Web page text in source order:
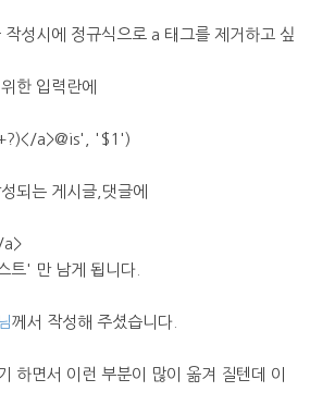
성시에 정규식으로 a 태그를 제거하고 싶
한 입력란에
a>@is', '$1')
되는 게시글,댓글에
트' 만 남게 됩니다.
께서 작성해 주셨습니다.
하면서 이런 부분이 많이 옮겨 질텐데 이